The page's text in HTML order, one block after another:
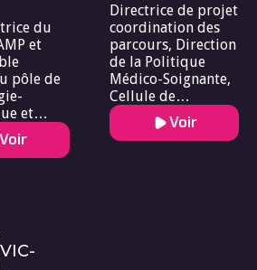
du
et
pôle de
et
CHU de
Voir
Directrice de projet
coordination des
parcours, Direction
de la Politique
Médico-Soignante,
Cellule de
Coordination des
Parcours de Soins,
Voir